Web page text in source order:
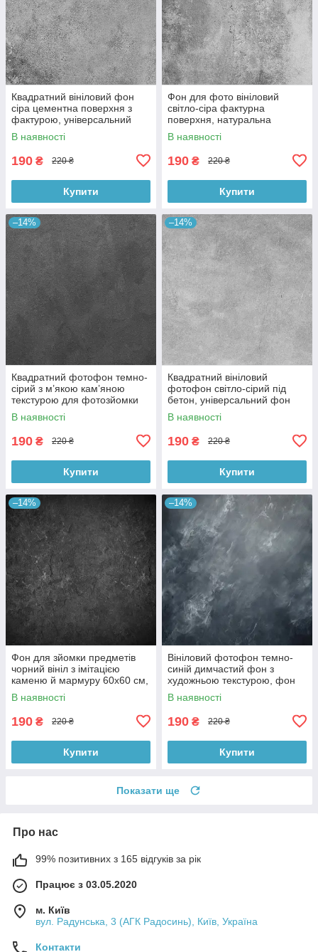
Квадратний вініловий фон
сіра цементна поверхня з
фактурою, універсальний
фотофон для зйомки 60x60
см, №550659
В наявності
190 ₴ 220 ₴
Купити
Фон для фото вініловий
світло-сіра фактурна
поверхня, натуральна
бетонна текстура, 60x60 см,
№550413
В наявності
190 ₴ 220 ₴
Купити
–14%
Квадратний фотофон темно-
сірий з м’якою кам’яною
текстурою для фотозйомки
товарів 60x60 см, №550076
В наявності
190 ₴ 220 ₴
Купити
–14%
Квадратний вініловий
фотофон світло-сірий під
бетон, універсальний фон
для зйомки, 60x60 см,
№550478
В наявності
190 ₴ 220 ₴
Купити
–14%
Фон для зйомки предметів
чорний вініл з імітацією
каменю й мармуру 60x60 см,
№550006
В наявності
190 ₴ 220 ₴
Купити
–14%
Вініловий фотофон темно-
синій димчастий фон з
художньою текстурою, фон
для фото 60x60 см,
№551759
В наявності
190 ₴ 220 ₴
Купити
Показати ще
Про нас
99% позитивних з 165 відгуків за рік
Працює з 03.05.2020
м. Київ
вул. Радунська, 3 (АГК Радосинь), Київ, Україна
Контакти